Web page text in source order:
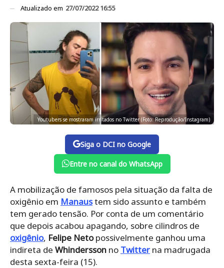
Atualizado em 27/07/2022 16:55
Youtubers se mostraram irritados no Twitter (Foto: Reprodução/Instagram)
Siga o DCI no Google
Entre no canal do WhatsApp
A mobilização de famosos pela situação da falta de
oxigênio em Manaustem sido assunto e também
tem gerado tensão. Por conta de um comentário
que depois acabou apagando, sobre cilindros de
oxigênio, Felipe Netopossivelmente ganhou uma
indireta de Whindersson no Twitter na madrugada
desta sexta-feira (15).